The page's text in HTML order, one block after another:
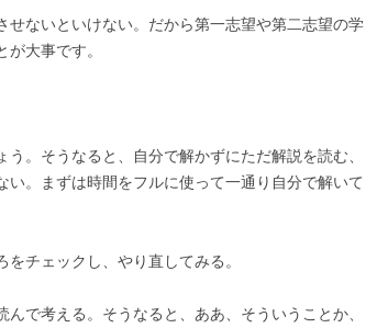
ないといけない。だから第一志望や第二志望の学
大事です。
。そうなると、自分で解かずにただ解説を読む、
。まずは時間をフルに使って一通り自分で解いて
チェックし、やり直してみる。
で考える。そうなると、ああ、そういうことか、